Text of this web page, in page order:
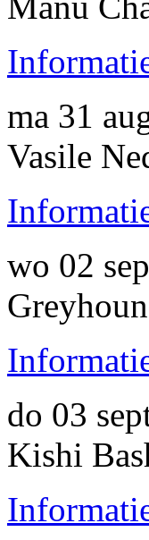
ma 31
Vasile
wo 02
do 03
Kishi